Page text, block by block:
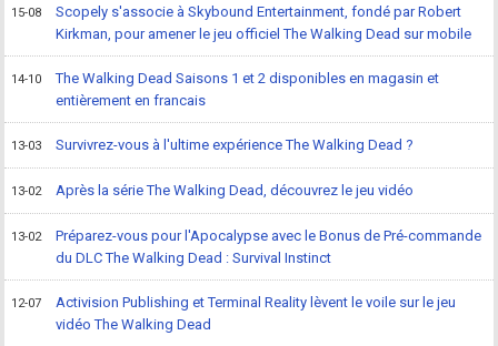
15-08
Scopely s'associe à Skybound Entertainment, fondé par Robert
Kirkman, pour amener le jeu officiel The Walking Dead sur mobile
14-10
The Walking Dead Saisons 1 et 2 disponibles en magasin et
entièrement en francais
13-03 Survivrez-vous à l'ultime expérience The Walking Dead ?
13-02 Après la série The Walking Dead, découvrez le jeu vidéo
13-02
Préparez-vous pour l'Apocalypse avec le Bonus de Pré-commande
du DLC The Walking Dead : Survival Instinct
12-07
Activision Publishing et Terminal Reality lèvent le voile sur le jeu
vidéo The Walking Dead